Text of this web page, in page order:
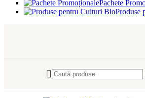
Pachete
Produse